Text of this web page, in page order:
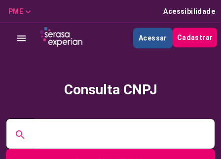
PME Acessibilidade
Acessar Cadastrar
Consulta CNPJ